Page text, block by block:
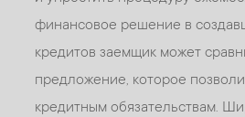
финансовое решение в
кредитов заемщик может
предложение, которое
кредитным обязательствам.